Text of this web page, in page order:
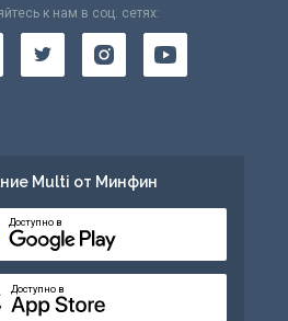
к нам в соц. сетях:
Multi от Минфин
Доступно в
Доступно в